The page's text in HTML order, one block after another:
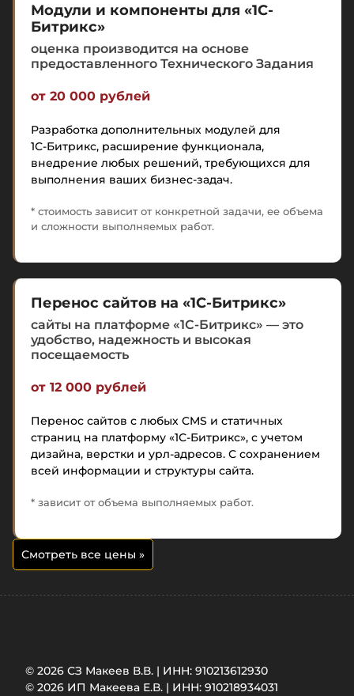
Модули и компоненты для «1С-
Битрикс»
оценка производится на основе
предоставленного Технического Задания
от 20 000 рублей
Разработка дополнительных модулей для
1С-Битрикс, расширение функционала,
внедрение любых решений, требующихся для
выполнения ваших бизнес-задач.
* стоимость зависит от конкретной задачи, ее объема
и сложности выполняемых работ.
Перенос сайтов на «1С-Битрикс»
сайты на платформе «1С-Битрикс» — это
удобство, надежность и высокая
посещаемость
от 12 000 рублей
Перенос сайтов с любых CMS и статичных
страниц на платформу «1С-Битрикс», с учетом
дизайна, верстки и урл-адресов. С сохранением
всей информации и структуры сайта.
* зависит от объема выполняемых работ.
Смотреть все цены »
© 2026 СЗ Макеев В.В. | ИНН: 910213612930
© 2026 ИП Макеева Е.В. | ИНН: 910218934031